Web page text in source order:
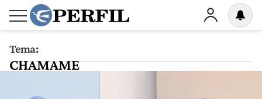
Tema:
CHAMAME